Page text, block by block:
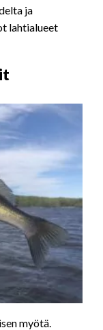
ja
lahtialueet
myötä.